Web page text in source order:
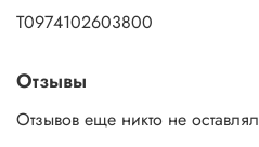
T0974102603800
Отзывы
Отзывов еще никто не оставлял